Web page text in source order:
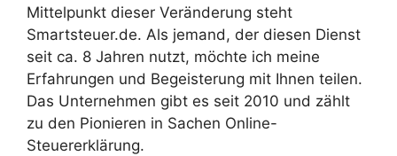
Mittelpunkt dieser Veränderung steht
Smartsteuer.de. Als jemand, der diesen Dienst
seit ca. 8 Jahren nutzt, möchte ich meine
Erfahrungen und Begeisterung mit Ihnen teilen.
Das Unternehmen gibt es seit 2010 und zählt
zu den Pionieren in Sachen Online-
Steuererklärung.